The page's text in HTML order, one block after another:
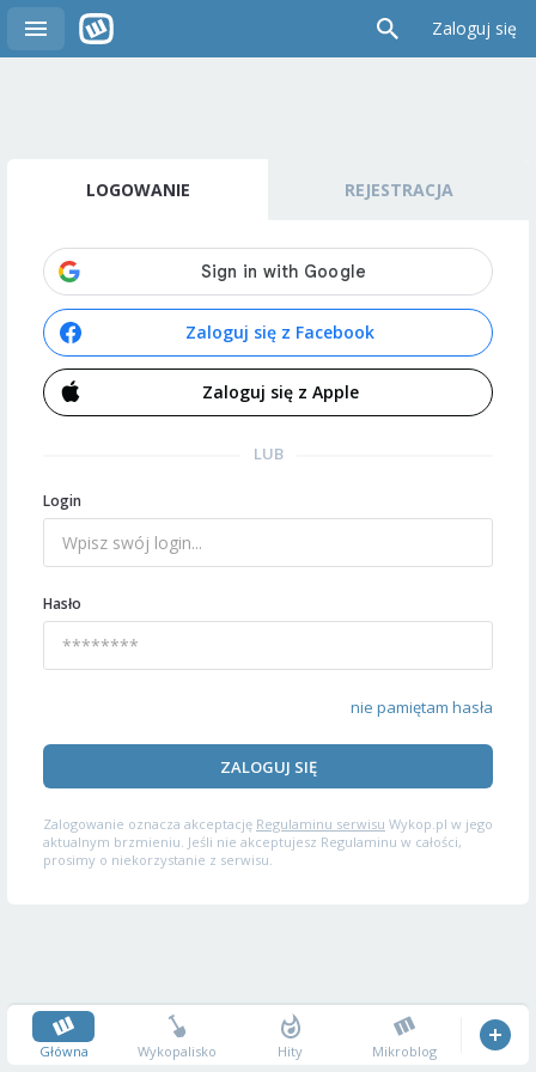
Zaloguj się
LOGOWANIE REJESTRACJA
Zaloguj się z Facebook
Zaloguj się z Apple
LUB
Login
Hasło
nie pamiętam hasła
ZALOGUJ SIĘ
Zalogowanie oznacza akceptację Regulaminu serwisu Wykop.pl w jego
aktualnym brzmieniu. Jeśli nie akceptujesz Regulaminu w całości,
prosimy o niekorzystanie z serwisu.
Główna Wykopalisko Hity Mikroblog